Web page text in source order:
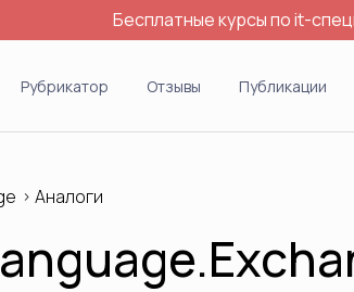
Бесплатные курсы по it-
Рубрикатор Отзывы Публикации
Аналоги